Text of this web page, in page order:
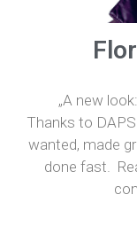
„A new
Thanks to
wanted, made
done fast.